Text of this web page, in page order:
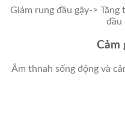
Giảm rung đầu gậy-> Tăng
đầu
Cảm
Âm thnah sống động và